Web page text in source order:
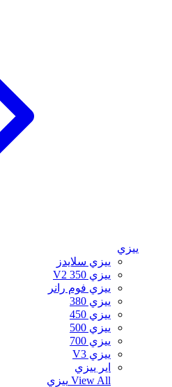
ييزي
ييزي سلايدز
ييزي 350 V2
ييزي فوم رانر
ييزي 380
ييزي 450
ييزي 500
ييزي 700
ييزي V3
اير ييزي
View All ييزي